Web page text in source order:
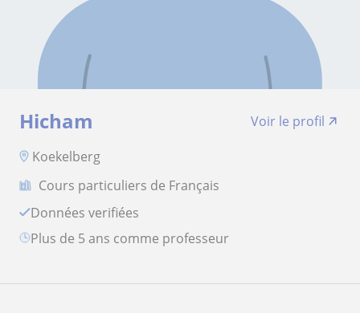
Hicham
Voir le profil
Koekelberg
Cours particuliers de Français
Données verifiées
plus de 5 ans comme professeur